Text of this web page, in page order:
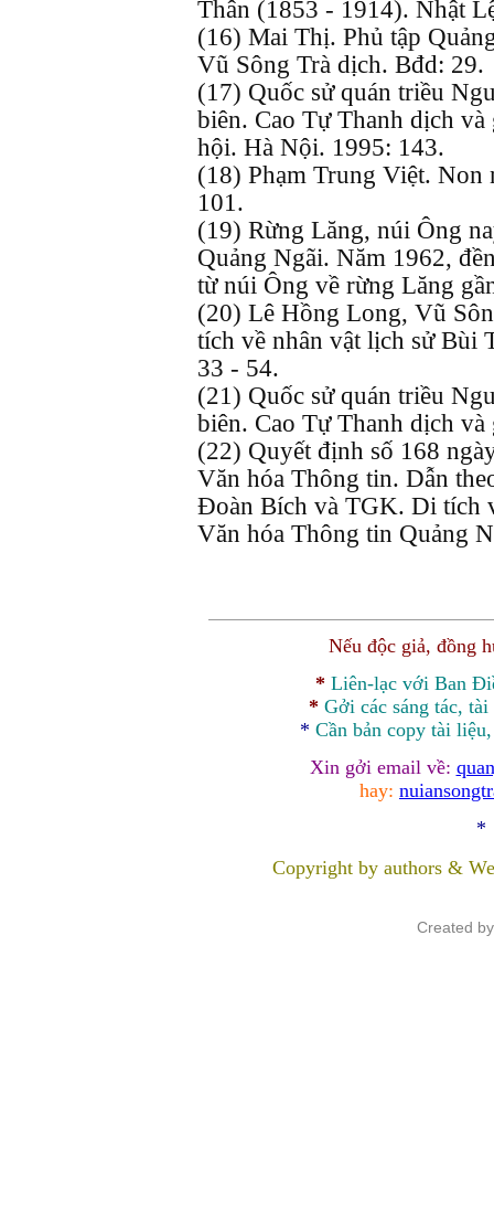
Thân (1853 - 1914). Nhật
(16) Mai Thị. Phủ tập
Vũ Sông Trà dịch. Bđd: 29.
(17) Quốc sử quán triều
biên. Cao Tự Thanh dịch
hội. Hà Nội. 1995: 143.
(18) Phạm Trung Việt. Non
101.
(19) Rừng Lăng, núi Ông
Quảng Ngãi. Năm 1962,
từ núi Ông về rừng Lăng
(20) Lê Hồng Long, Vũ
tích về nhân vật lịch sử Bùi
33 - 54.
(21) Quốc sử quán triều
biên. Cao Tự Thanh dịch
(22) Quyết định số 168
Văn hóa Thông tin. Dẫn
Đoàn Bích và TGK. Di tích
Văn hóa Thông tin Quảng
Nếu độc giả, đồng
* Liên-lạc với Ban
* Gởi các sáng tác,
* Cần bản copy tài
Xin gởi email về:
hay:
*
Copyright by authors &
Created